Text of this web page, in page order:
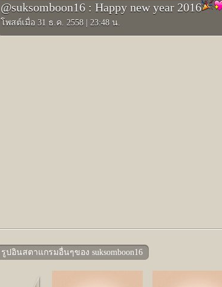
@suksomboon16 : Happy new year 2016
โพสต์เมื่อ 31 ธ.ค. 2558 23:48 น.
รูปอินสตาแกรมอื่นๆของ suksomboon16